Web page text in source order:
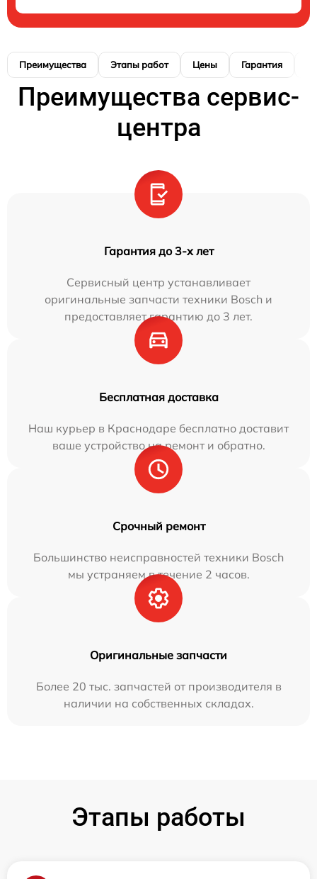
Преимущества Этапы работ Цены Гарантия
Преимущества сервис-
центра
Гарантия до 3-х лет
Сервисный центр устанавливает
оригинальные запчасти техники Bosch и
предоставляет гарантию до 3 лет.
Бесплатная доставка
Наш курьер в Краснодаре бесплатно доставит
ваше устройство на ремонт и обратно.
Срочный ремонт
Большинство неисправностей техники Bosch
мы устраняем в течение 2 часов.
Оригинальные запчасти
Более 20 тыс. запчастей от производителя в
наличии на собственных складах.
Этапы работы